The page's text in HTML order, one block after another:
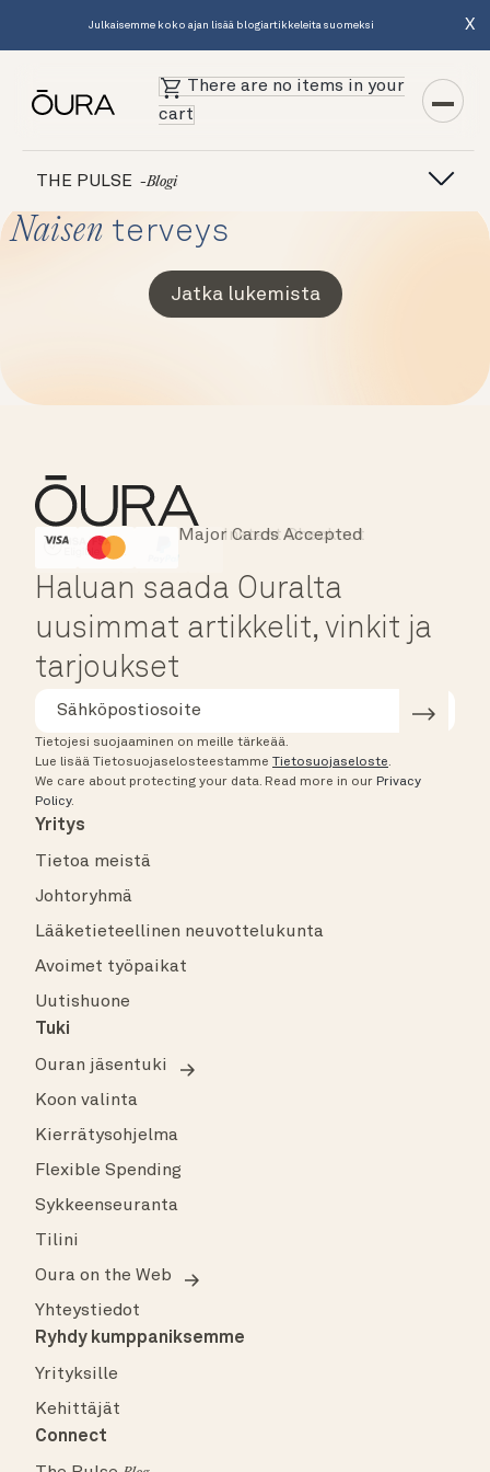
Julkaisemme koko ajan lisää blogiartikkeleita suomeksi X
There are no items in your
cart
THE PULSE -blogi
Naisen terveys
Jatka lukemista
HSA/FSA Eligible
Instant Checkout
Major Cards Accepted
Haluan saada Ouralta
uusimmat artikkelit, vinkit ja
tarjoukset
Tietojesi suojaaminen on meille tärkeää.
Lue lisää Tietosuojaselosteestamme Tietosuojaseloste.
We care about protecting your data. Read more in our Privacy
Policy.
Yritys
Tietoa meistä
Johtoryhmä
Lääketieteellinen neuvottelukunta
Avoimet työpaikat
Uutishuone
Tuki
Ouran jäsentuki
Koon valinta
Kierrätysohjelma
Flexible Spending
Sykkeenseuranta
Tilini
Oura on the Web
Yhteystiedot
Ryhdy kumppaniksemme
Yrityksille
Kehittäjät
Connect